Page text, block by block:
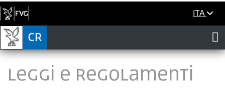
ITA
LEGGI E REGOLAMENTI